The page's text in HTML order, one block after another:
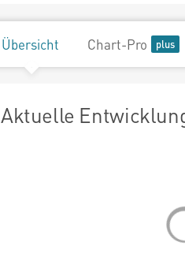
Übersicht Chart-Pro
Aktuelle